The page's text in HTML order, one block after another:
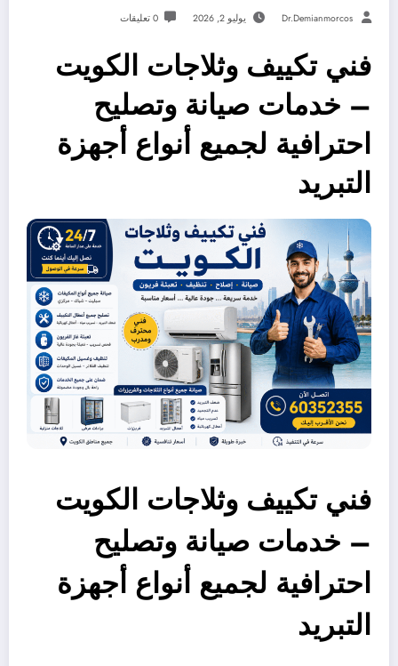
Dr.demianmorcos يوليو 2, 2026 0 تعليقات
فني تكييف وثلاجات الكويت
– خدمات صيانة وتصليح
احترافية لجميع أنواع أجهزة
التبريد
فني تكييف وثلاجات الكويت
– خدمات صيانة وتصليح
احترافية لجميع أنواع أجهزة
التبريد